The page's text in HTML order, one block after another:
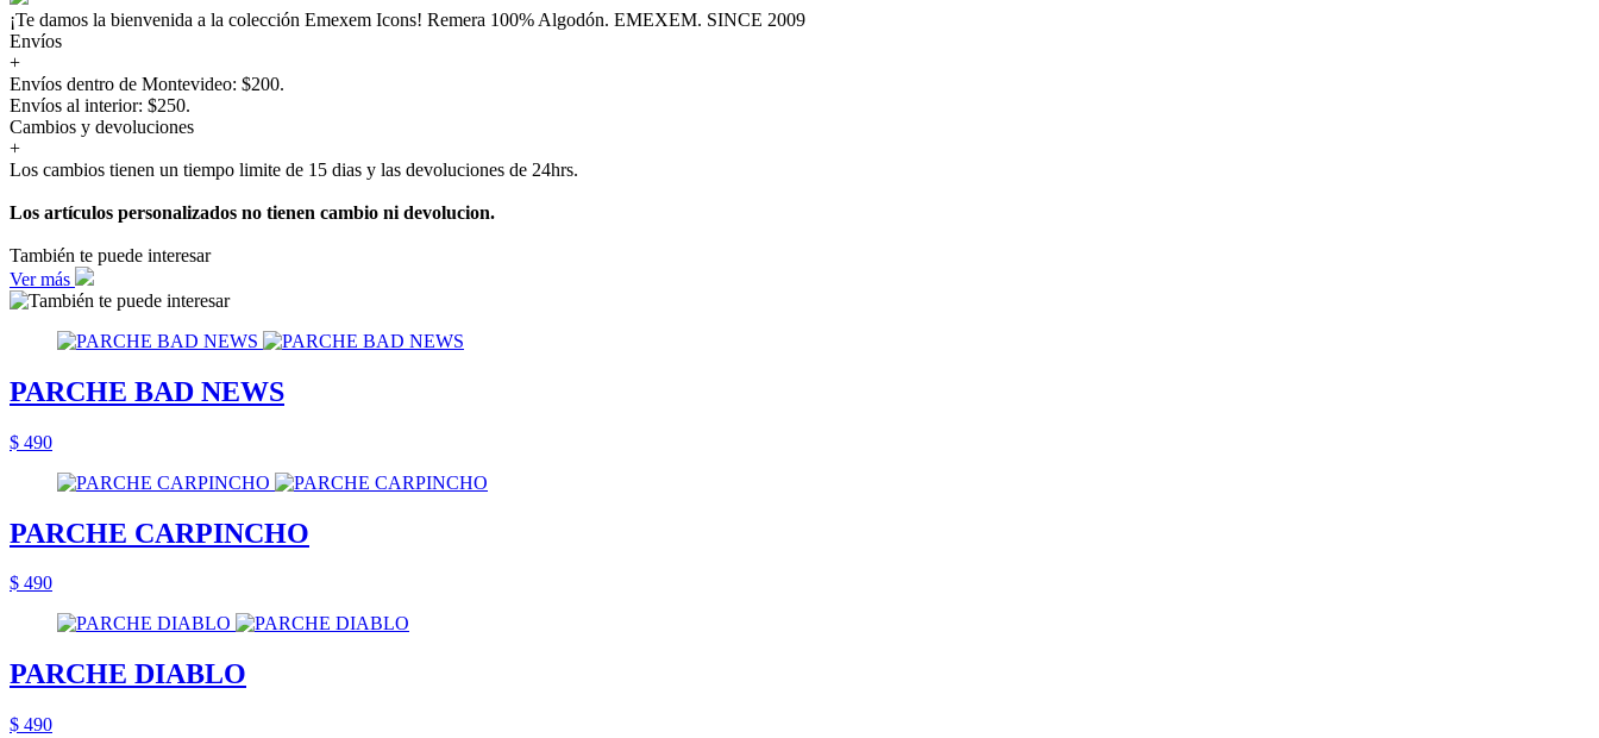
¡Te damos la bienvenida a la colección Emexem Icons! Remera 100% Algodón. EMEXEM. SINCE 2009
Envíos
+
Envíos dentro de Montevideo: $200.
Envíos al interior: $250.
Cambios y devoluciones
+
Los cambios tienen un tiempo limite de 15 dias y las devoluciones de 24hrs.
Los artículos personalizados no tienen cambio ni devolucion.
También te puede interesar
Ver más
PARCHE BAD NEWS
$ 490
PARCHE CARPINCHO
$ 490
PARCHE DIABLO
$ 490